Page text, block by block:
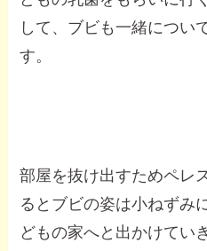
して、ブビも一緒につい
す。
部屋を抜け出すためペレ
るとブビの姿は小ねずみ
どもの家へと出かけてい